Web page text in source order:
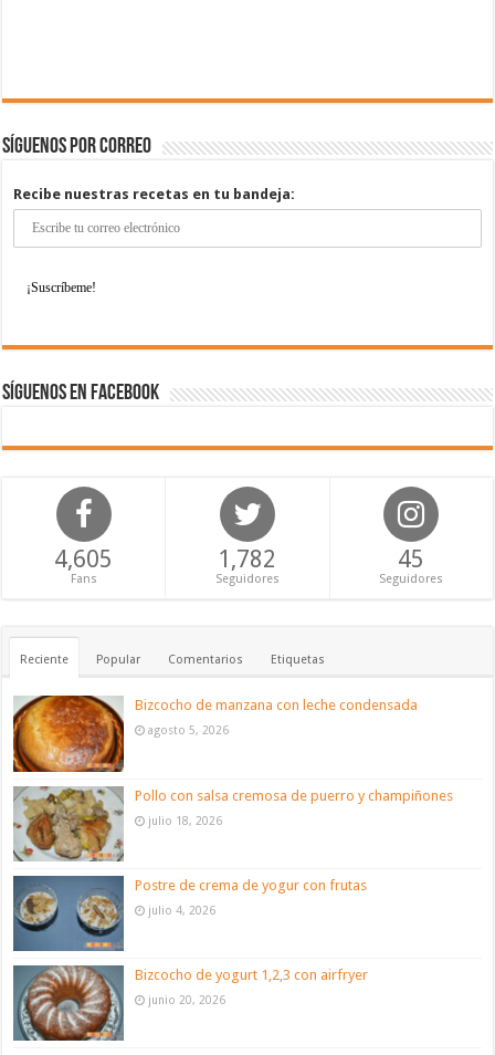
Síguenos por correo
Recibe nuestras recetas en tu bandeja:
Síguenos en Facebook
4,605
Fans
1,782
Seguidores
45
Seguidores
Reciente Popular Comentarios Etiquetas
Bizcocho de manzana con leche condensada
agosto 5, 2026
Pollo con salsa cremosa de puerro y champiñones
julio 18, 2026
Postre de crema de yogur con frutas
julio 4, 2026
Bizcocho de yogurt 1,2,3 con airfryer
junio 20, 2026